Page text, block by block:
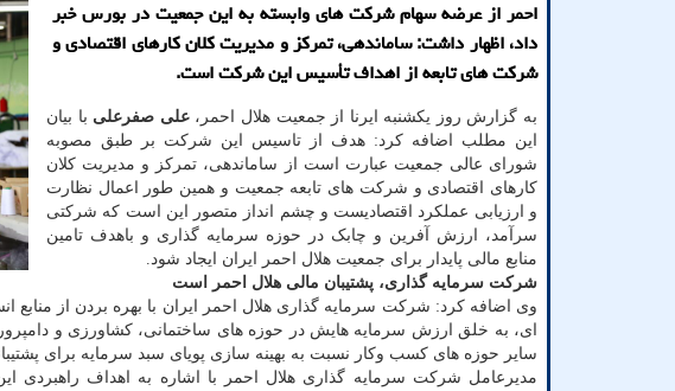
احمر از عرضه سهام شرکت های وابسته به این جمعیت در بورس خبر
داد، اظهار داشت: ساماندهی، تمرکز و مدیریت کلان کارهای اقتصادی و
شرکت های تابعه از اهداف تأسیس این شرکت است.
به گزارش روز یکشنبه ایرنا از جمعیت هلال احمر،علی صفرعلی با بیان
این مطلب اضافه کرد: هدف از تاسیس این شرکت بر طبق مصوبه
شورای عالی جمعیت عبارت است از ساماندهی، تمرکز و مدیریت کلان
کارهای اقتصادی و شرکت های تابعه جمعیت و همین طور اعمال نظارت
و ارزیابی عملکرد اقتصادیست و چشم انداز متصور این است که شرکتی
سرآمد، ارزش آفرین و چابک در حوزه سرمایه گذاری و باهدف تامین
منابع مالی پایدار برای جمعیت هلال احمر ایران ایجاد شود.
شرکت سرمایه گذاری، پشتیبان مالی هلال احمر است
وی اضافه کرد: شرکت سرمایه گذاری هلال احمر ایران با بهره بردن از
ای، به خلق ارزش سرمایه هایش در حوزه های ساختمانی، کشاورزی و
سایر حوزه های کسب وکار نسبت به بهینه سازی پویای سبد سرمایه برای
مدیرعامل شرکت سرمایه گذاری هلال احمر با اشاره به اهداف راهبردی